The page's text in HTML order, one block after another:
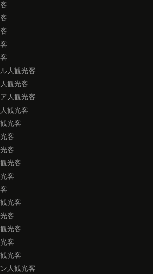
人観光客
観光客
人観光客
観光客
光客
客
客
光客
客
光客
客
光客
客
光客
人観光客